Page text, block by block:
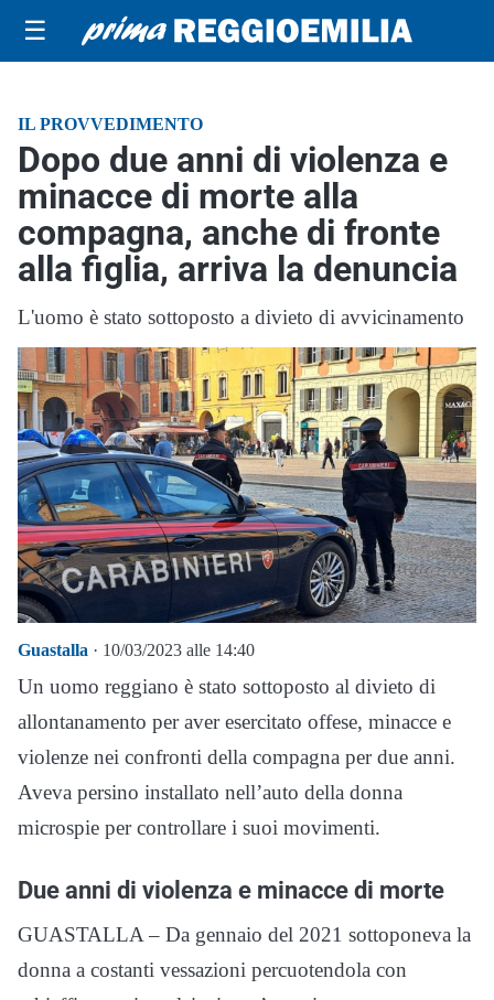
☰
IL PROVVEDIMENTO
Dopo due anni di violenza e
minacce di morte alla
compagna, anche di fronte
alla figlia, arriva la denuncia
L'uomo è stato sottoposto a divieto di avvicinamento
Guastalla · 10/03/2023 alle 14:40
Un uomo reggiano è stato sottoposto al divieto di
allontanamento per aver esercitato offese, minacce e
violenze nei confronti della compagna per due anni.
Aveva persino installato nell’auto della donna
microspie per controllare i suoi movimenti.
Due anni di violenza e minacce di morte
GUASTALLA – Da gennaio del 2021 sottoponeva la
donna a costanti vessazioni percuotendola con